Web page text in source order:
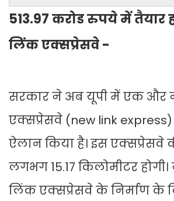
513.97 करोड रुपये में तैयार
लिंक एक्सप्रेसवे -
सरकार ने अब यूपी में एक और
एक्सप्रेसवे (new link
ऐलान किया है। इस एक्सप्रेसवे
लगभग 15.17 किलोमीटर होगी।
लिंक एक्सप्रेसवे के निर्माण के